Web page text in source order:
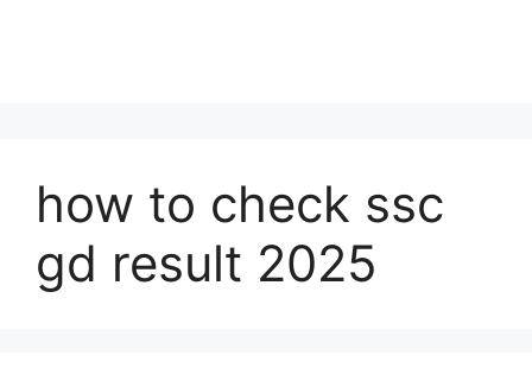
how to check ssc
gd result 2025